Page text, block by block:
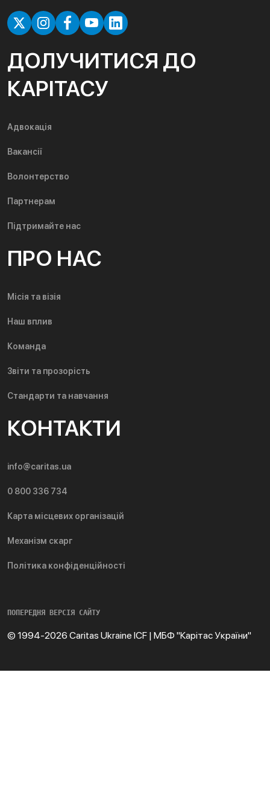
ДОЛУЧИТИСЯ ДО
КАРІТАСУ
Адвокація
Вакансії
Волонтерство
Партнерам
Підтримайте нас
ПРО НАС
Місія та візія
Наш вплив
Команда
Звіти та прозорість
Стандарти та навчання
КОНТАКТИ
info@caritas.ua
0 800 336 734
Карта місцевих організацій
Механізм скарг
Політика конфіденційності
ПОПЕРЕДНЯ ВЕРСІЯ САЙТУ
© 1994-2026 Caritas Ukraine ICF | МБФ "Карітас України"